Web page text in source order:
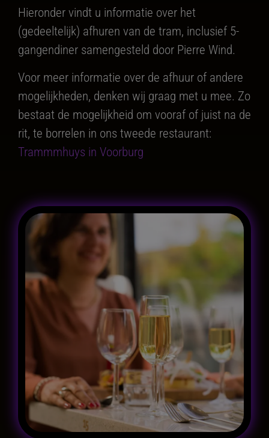
Hieronder vindt u informatie over het
(gedeeltelijk) afhuren van de tram, inclusief 5-
gangendiner samengesteld door Pierre Wind.
Voor meer informatie over de afhuur of andere
mogelijkheden, denken wij graag met u mee. Zo
bestaat de mogelijkheid om vooraf of juist na de
rit, te borrelen in ons tweede restaurant:
Trammmhuys in Voorburg